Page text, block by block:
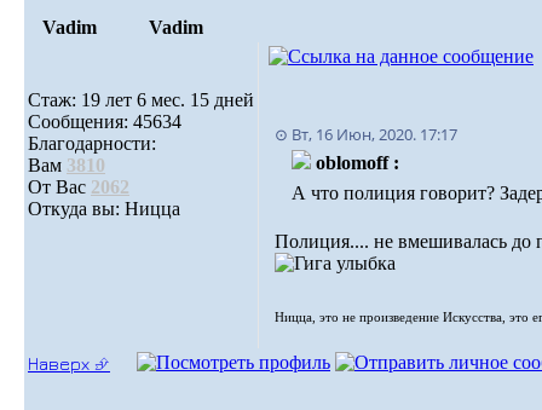
Vadim Vadim
Стаж: 19 лет 6 мес. 15 дней
Сообщения: 45634
Благодарности:
Вам 3810
От Вас 2062
Откуда вы: Ницца
⊙ Вт, 16 Июн, 2020. 17:17
oblomoff :
А что полиция говорит?
Полиция.... не вмешивалась до
Ницца, это не произведение Искусства, это
Наверх ⮵